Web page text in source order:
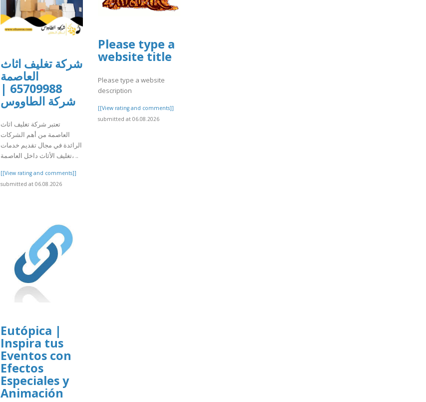
شركة تغليف اثاث
العاصمة
65709988 |
شركة الطاووس
تعتبر شركة تغليف اثاث
العاصمة من أهم الشركات
الرائدة في مجال تقديم خدمات
تغليف الأثاث داخل العاصمة، ..
[[View rating and comments]]
submitted at 06.08.2026
Please type a
website title
Please type a website
description
[[View rating and comments]]
submitted at 06.08.2026
Eutópica |
Inspira tus
Eventos con
Efectos
Especiales y
Animación